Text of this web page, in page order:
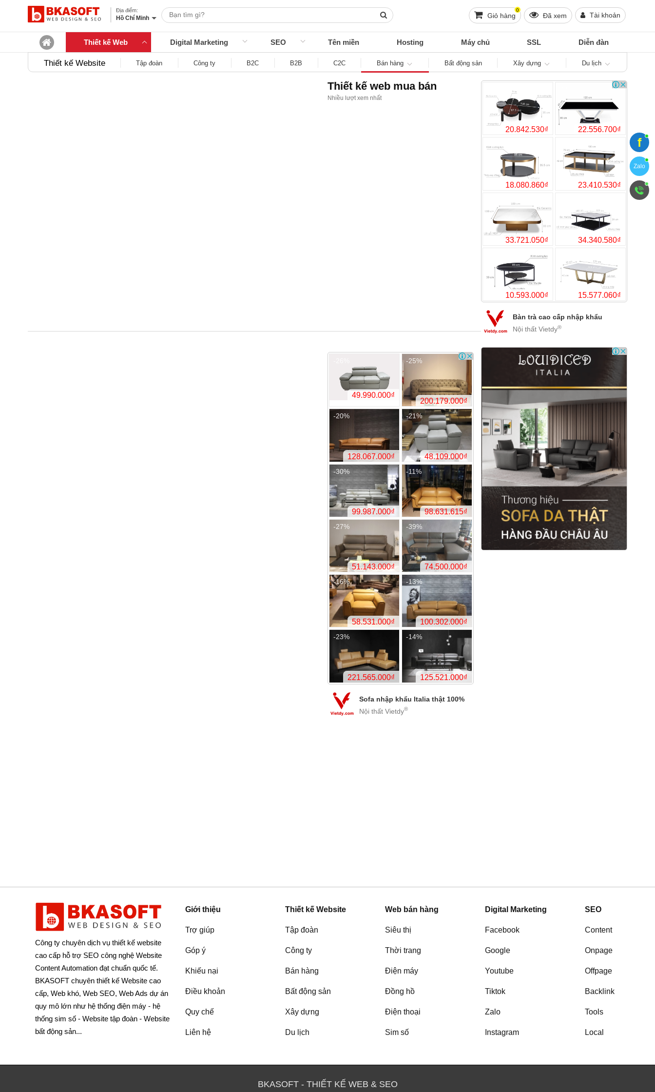
Hồ Chí Minh Giỏ hàng
0
Đã xem Tài khoản
Thiết kế Web Digital Marketing SEO Tên miền Hosting Máy chủ SSL Diễn đàn
Thiết kế Website Tập đoàn Công ty B2C B2B C2C Bán hàng Bất động sản Xây dựng Du lịch
Thiết kế web mua bán
Nhiều lượt xem nhất
Bàn trà cao cấp nhập khẩu
Nội thất Vietdy®
49.990.000₫
-26%
200.179.000₫
-25%
128.067.000₫
-20% -21%
99.987.000₫
-30%
-27%
Sofa nhập khẩu Italia thật 100%
Nội thất Vietdy®
Công ty chuyên dịch vụ thiết kế website
cao cấp hỗ trợ SEO công nghệ Website
Content Automation đạt chuẩn quốc tế.
BKASOFT chuyên thiết kế Website cao
cấp, Web khó, Web SEO, Web Ads dự án
quy mô lớn như hệ thống điện máy - hệ
thống sim số - Website tập đoàn - Website
bất động sản...
Giới thiệu
Trợ giúp
Góp ý
Khiếu nại
Điều khoản
Quy chế
Liên hệ
Thiết kế Website
Tập đoàn
Công ty
Bán hàng
Bất động sản
Xây dựng
Du lịch
Web bán hàng
Siêu thị
Thời trang
Điện máy
Đồng hồ
Điện thoại
Sim số
Digital Marketing
Facebook
Google
Youtube
Tiktok
Zalo
Instagram
SEO
Content
Onpage
Offpage
Backlink
Tools
Local
BKASOFT - THIẾT KẾ WEB & SEO
f
Zalo